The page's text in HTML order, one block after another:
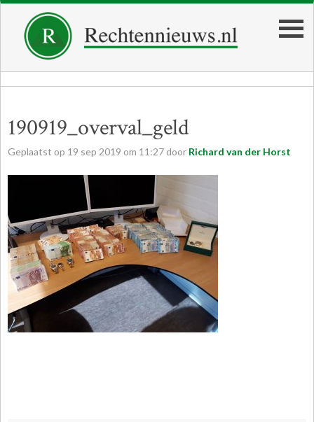
190919_overval_geld
Geplaatst op 19 sep 2019 om 11:27 door Richard van der Horst